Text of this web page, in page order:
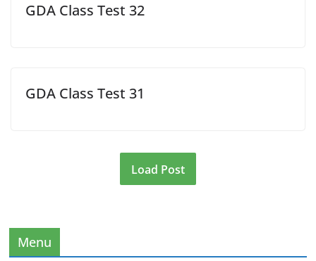
GDA Class Test 32
GDA Class Test 31
Load Post
Menu